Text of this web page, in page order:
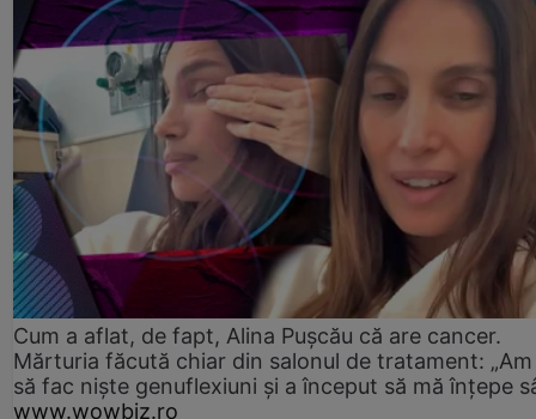
Cum a aflat, de fapt, Alina Pușcău că are cancer.
Mărturia făcută chiar din salonul de tratament:
să fac niște genuflexiuni și a început să mă înțepe
www.wowbiz.ro